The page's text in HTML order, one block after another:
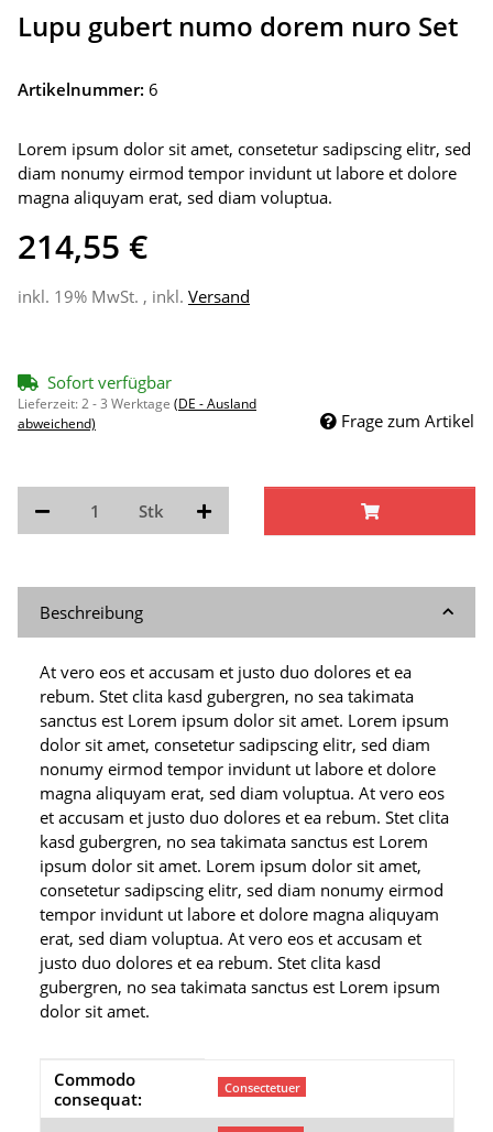
Lupu gubert numo dorem nuro Set
Artikelnummer: 6
Lorem ipsum dolor sit amet, consetetur sadipscing elitr, sed
diam nonumy eirmod tempor invidunt ut labore et dolore
magna aliquyam erat, sed diam voluptua.
214,55 €
inkl. 19% MwSt. , inkl. Versand
Sofort verfügbar
Lieferzeit:2 - 3 Werktage (DE - Ausland
abweichend)
Frage zum Artikel
Stk
Beschreibung
At vero eos et accusam et justo duo dolores et ea
rebum. Stet clita kasd gubergren, no sea takimata
sanctus est Lorem ipsum dolor sit amet. Lorem ipsum
dolor sit amet, consetetur sadipscing elitr, sed diam
nonumy eirmod tempor invidunt ut labore et dolore
magna aliquyam erat, sed diam voluptua. At vero eos
et accusam et justo duo dolores et ea rebum. Stet clita
kasd gubergren, no sea takimata sanctus est Lorem
ipsum dolor sit amet. Lorem ipsum dolor sit amet,
consetetur sadipscing elitr, sed diam nonumy eirmod
tempor invidunt ut labore et dolore magna aliquyam
erat, sed diam voluptua. At vero eos et accusam et
justo duo dolores et ea rebum. Stet clita kasd
gubergren, no sea takimata sanctus est Lorem ipsum
dolor sit amet.
Produkteigenschaft
Wert
Commodo
consequat:
Consectetuer